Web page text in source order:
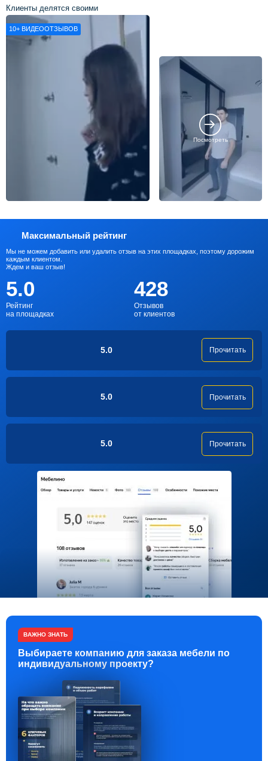
Клиенты делятся своими
впечатлениями о нашей работе
10+ ВИДЕООТЗЫВОВ
Посмотреть
Максимальный рейтинг
Мы не можем добавить или удалить отзыв на этих площадках, поэтому дорожим
каждым клиентом.
Ждем и ваш отзыв!
5.0
Рейтинг
на площадках
428
Отзывов
от клиентов
5.0 Прочитать
5.0 Прочитать
5.0 Прочитать
ВАЖНО ЗНАТЬ
Выбираете компанию для заказа мебели по
индивидуальному проекту?